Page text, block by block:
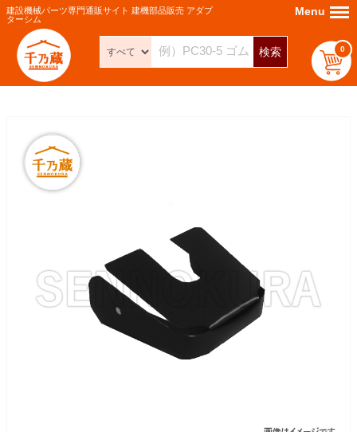
建設機械パーツ専門通販サイト 建機部品販売 アダプ
ターシム
検索 0
Menu Menu